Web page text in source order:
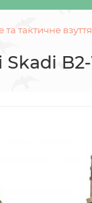
та тактичне взуття
Skadi